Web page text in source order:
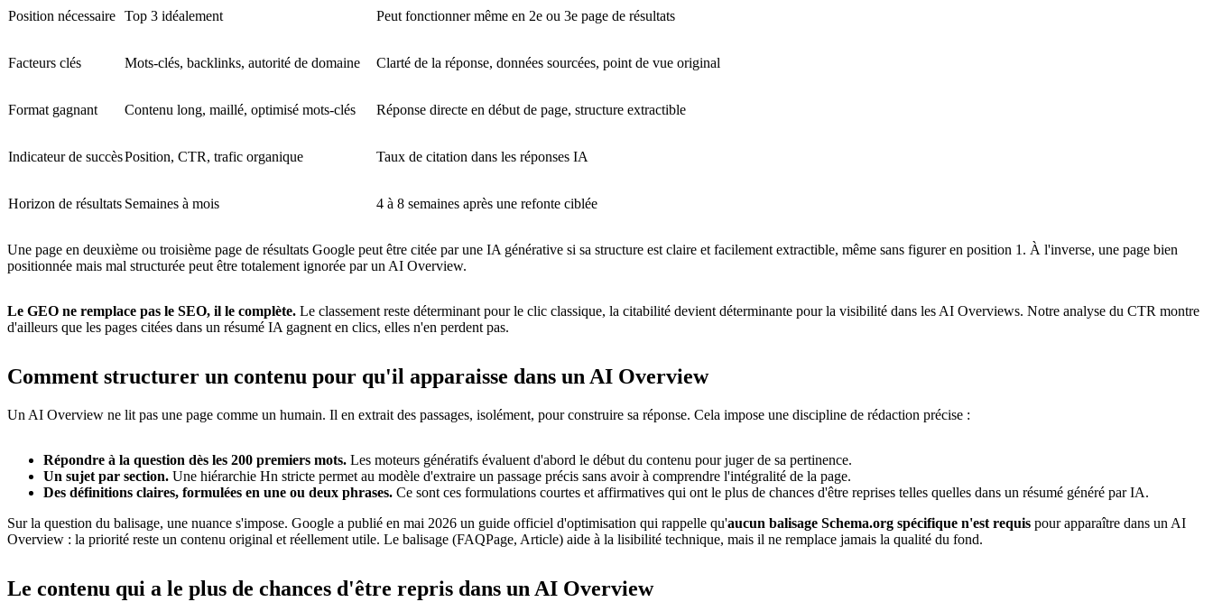
Position nécessaire Top 3 idéalement Peut fonctionner même en 2e ou 3e page de résultats
Facteurs clés Mots-clés, backlinks, autorité de domaine Clarté de la réponse, données sourcées, point de vue original
Format gagnant Contenu long, maillé, optimisé mots-clés Réponse directe en début de page, structure extractible
Indicateur de succèsPosition, CTR, trafic organique Taux de citation dans les réponses IA
Horizon de résultats Semaines à mois 4 à 8 semaines après une refonte ciblée
Une page en deuxième ou troisième page de résultats Google peut être citée par une IA générative si sa structure est claire et facilement extractible, même sans figurer en position 1. À l'inverse, une page bien
positionnée mais mal structurée peut être totalement ignorée par un AI Overview.
Le GEO ne remplace pas le SEO, il le complète. Le classement reste déterminant pour le clic classique, la citabilité devient déterminante pour la visibilité dans les AI Overviews. Notre analyse du CTR montre
d'ailleurs que les pages citées dans un résumé IA gagnent en clics, elles n'en perdent pas.
Comment structurer un contenu pour qu'il apparaisse dans un AI Overview
Un AI Overview ne lit pas une page comme un humain. Il en extrait des passages, isolément, pour construire sa réponse. Cela impose une discipline de rédaction précise :
Répondre à la question dès les 200 premiers mots. Les moteurs génératifs évaluent d'abord le début du contenu pour juger de sa pertinence.
Un sujet par section. Une hiérarchie Hn stricte permet au modèle d'extraire un passage précis sans avoir à comprendre l'intégralité de la page.
Des définitions claires, formulées en une ou deux phrases. Ce sont ces formulations courtes et affirmatives qui ont le plus de chances d'être reprises telles quelles dans un résumé généré par IA.
Sur la question du balisage, une nuance s'impose. Google a publié en mai 2026 un guide officiel d'optimisation qui rappelle qu'aucun balisage Schema.org spécifique n'est requis pour apparaître dans un AI
Overview : la priorité reste un contenu original et réellement utile. Le balisage (FAQPage, Article) aide à la lisibilité technique, mais il ne remplace jamais la qualité du fond.
Le contenu qui a le plus de chances d'être repris dans un AI Overview